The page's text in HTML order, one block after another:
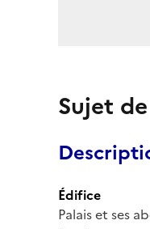
Sujet
Édifice
Palais et ses